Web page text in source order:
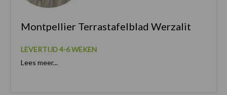
Montpellier Terrastafelblad Werzalit
LEVERTIJD 4-6 WEKEN
Lees meer...